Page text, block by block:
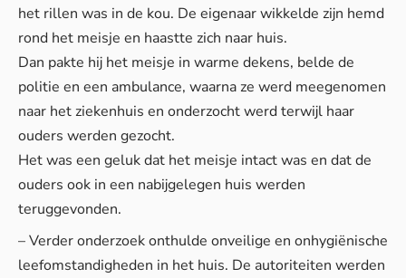
het rillen was in de kou. De eigenaar wikkelde zijn hemd
rond het meisje en haastte zich naar huis.
Dan pakte hij het meisje in warme dekens, belde de
politie en een ambulance, waarna ze werd meegenomen
naar het ziekenhuis en onderzocht werd terwijl haar
ouders werden gezocht.
Het was een geluk dat het meisje intact was en dat de
ouders ook in een nabijgelegen huis werden
teruggevonden.
– Verder onderzoek onthulde onveilige en onhygiënische
leefomstandigheden in het huis. De autoriteiten werden